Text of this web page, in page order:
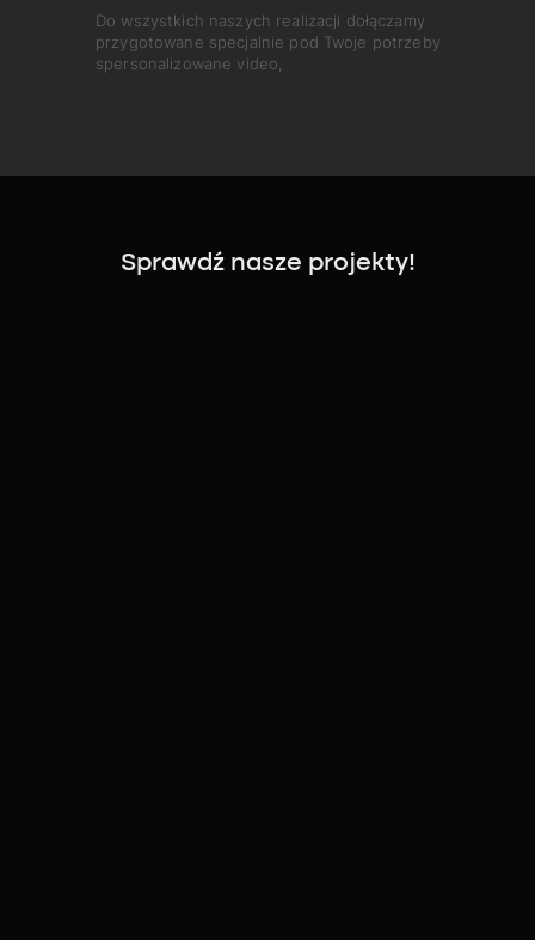
Do wszystkich naszych realizacji dołączamy
przygotowane specjalnie pod Twoje potrzeby
spersonalizowane video,
Sprawdź nasze projekty!